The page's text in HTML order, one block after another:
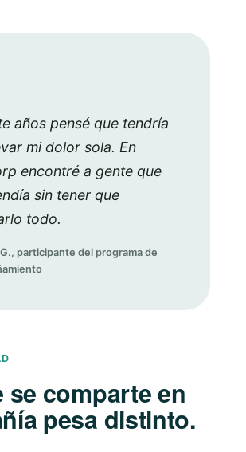
años pensé que tendría
mi dolor sola. En
encontré a gente que
sin tener que
todo.
participante del programa de
se comparte en
pesa distinto.